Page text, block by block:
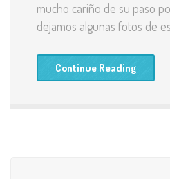
mucho cariño de su paso
dejamos algunas fotos de
Continue Reading